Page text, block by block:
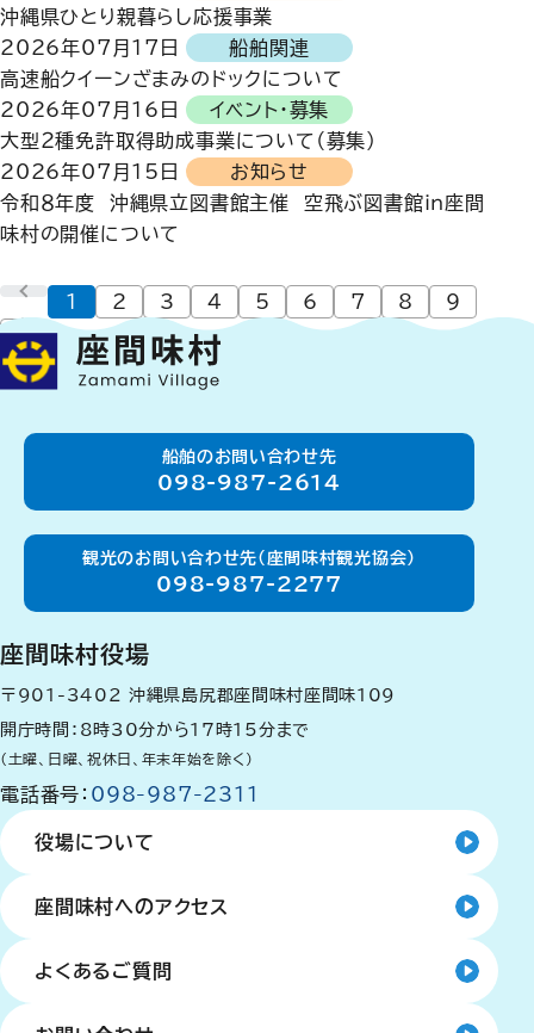
沖縄県ひとり親暮らし応援事業
2026年07月17日
船舶関連
高速船クイーンざまみのドックについて
2026年07月16日
イベント・募集
大型２種免許取得助成事業について（募集）
2026年07月15日
お知らせ
令和８年度 沖縄県立図書館主催 空飛ぶ図書館ｉｎ座間
味村の開催について
前へ 現在のページ
1 2 3 4 5 6 7 8
9
次へ
船舶のお問い合わせ先
098-987-2614
観光のお問い合わせ先（座間味村観光協会）
098-987-2277
座間味村役場
〒901-3402 沖縄県島尻郡座間味村座間味109
開庁時間：8時30分から17時15分まで
（土曜、日曜、祝休日、年末年始を除く）
電話番号： 098-987-2311
役場について
座間味村へのアクセス
よくあるご質問